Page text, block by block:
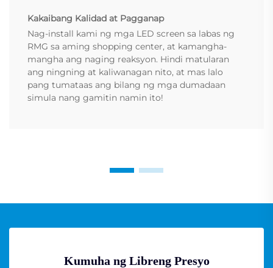
Kakaibang Kalidad at Pagganap
Nag-install kami ng mga LED screen sa labas ng
RMG sa aming shopping center, at kamangha-
mangha ang naging reaksyon. Hindi matularan
ang ningning at kaliwanagan nito, at mas lalo
pang tumataas ang bilang ng mga dumadaan
simula nang gamitin namin ito!
Kumuha ng Libreng Presyo